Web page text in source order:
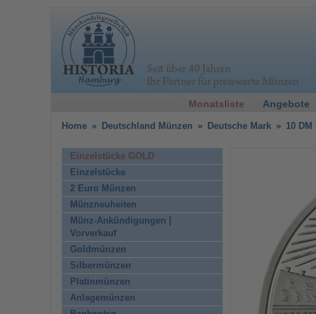
Monatsliste Angebote
Home » Deutschland Münzen » Deutsche Mark » 10 DM
Einzelstücke GOLD
Einzelstücke
2 Euro Münzen
Münzneuheiten
Münz-Ankündigungen |
Vorverkauf
Goldmünzen
Silbermünzen
Platinmünzen
Anlagemünzen